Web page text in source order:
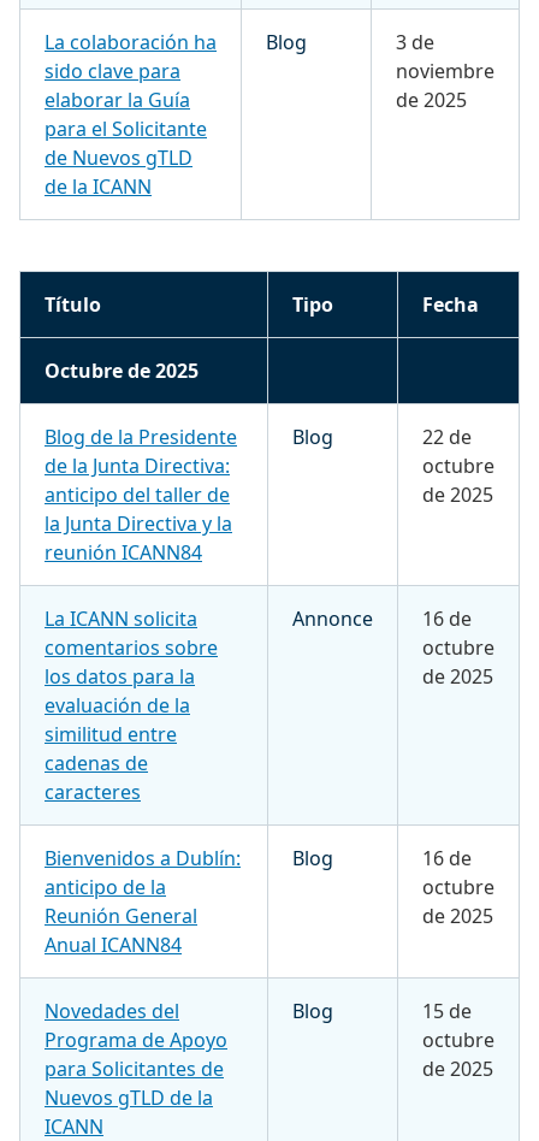
La colaboración ha
sido clave para
elaborar la Guía
para el Solicitante
de Nuevos gTLD
de la ICANN
Blog
3 de
noviembre
de 2025
Título Tipo Fecha
Octubre de 2025
Blog de la Presidente
de la Junta Directiva:
anticipo del taller de
la Junta Directiva y la
reunión ICANN84
Blog
22 de
octubre
de 2025
La ICANN solicita
comentarios sobre
los datos para la
evaluación de la
similitud entre
cadenas de
caracteres
Annonce
16 de
octubre
de 2025
Bienvenidos a Dublín:
anticipo de la
Reunión General
Anual ICANN84
Blog
16 de
octubre
de 2025
Novedades del
Programa de Apoyo
para Solicitantes de
Nuevos gTLD de la
ICANN
Blog
15 de
octubre
de 2025